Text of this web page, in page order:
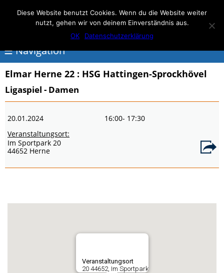
Elmar Herne 22
100% Handball
☰ Navigation
<
Über
Elmar
Herne
Events
Elmar Herne 22 : HSG Hattingen-Sprockhövel
Ligaspiel - Damen
20.01.2024 16:00- 17:30
Veranstaltungsort:
Im Sportpark 20
44652 Herne
Veranstaltungsort
20 44652, Im Sportpark
Diese Website benutzt Cookies. Wenn du die Website weiter
nutzt, gehen wir von deinem Einverständnis aus.
OK
Datenschutzerklärung